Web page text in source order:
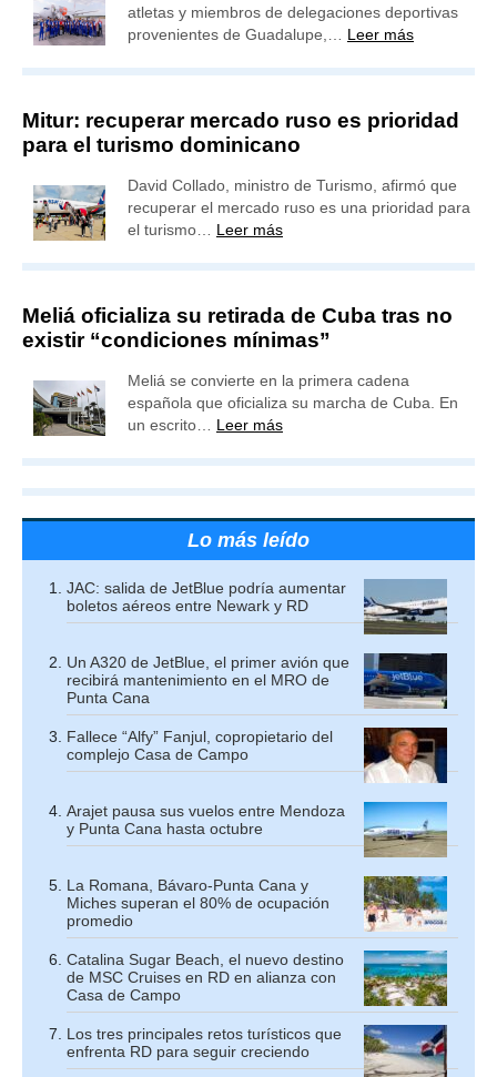
atletas y miembros de delegaciones deportivas
provenientes de Guadalupe,… Leer más
Mitur: recuperar mercado ruso es prioridad
para el turismo dominicano
David Collado, ministro de Turismo, afirmó que
recuperar el mercado ruso es una prioridad para
el turismo… Leer más
Meliá oficializa su retirada de Cuba tras no
existir “condiciones mínimas”
Meliá se convierte en la primera cadena
española que oficializa su marcha de Cuba. En
un escrito… Leer más
Lo más leído
JAC: salida de JetBlue podría aumentar
boletos aéreos entre Newark y RD
Un A320 de JetBlue, el primer avión que
recibirá mantenimiento en el MRO de
Punta Cana
Fallece “Alfy” Fanjul, copropietario del
complejo Casa de Campo
Arajet pausa sus vuelos entre Mendoza
y Punta Cana hasta octubre
La Romana, Bávaro-Punta Cana y
Miches superan el 80% de ocupación
promedio
Catalina Sugar Beach, el nuevo destino
de MSC Cruises en RD en alianza con
Casa de Campo
Los tres principales retos turísticos que
enfrenta RD para seguir creciendo